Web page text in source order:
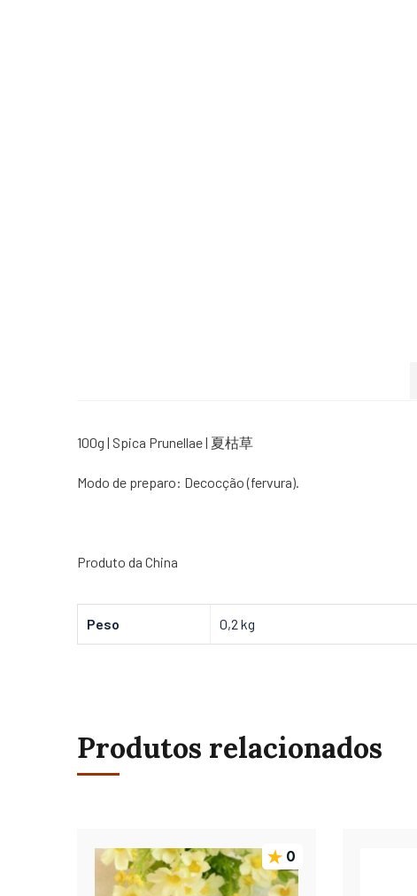
100g | Spica Prunellae | 夏枯草
Modo de preparo: Decocção (fervura).
Produto da China
Peso 0,2 kg
Produtos relacionados
0